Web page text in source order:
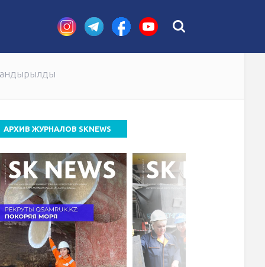
АРХИВ ЖУРНАЛОВ SKNEWS